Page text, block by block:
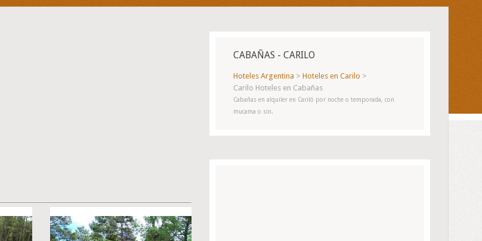
CABAÑAS - CARILO
Hoteles Argentina > Hoteles en Carilo >
Carilo Hoteles en Cabañas
Cabañas en alquiler en Cariló por noche o temporada, con
mucama o sin.